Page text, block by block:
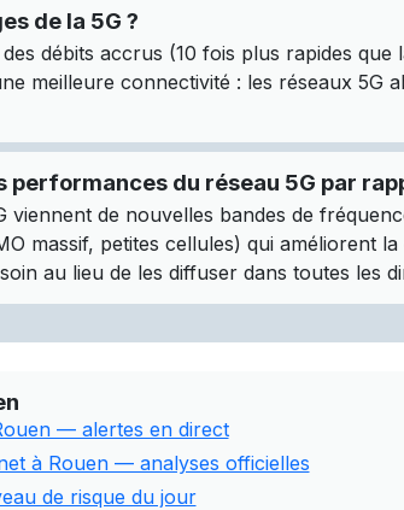
de la 5G ?
débits accrus (10 fois plus rapides
meilleure connectivité : les réseaux
performances du réseau 5G par
viennent de nouvelles bandes de
massif, petites cellules) qui améliorent
au lieu de les diffuser dans toutes les
— alertes en direct
à Rouen — analyses officielles
de risque du jour